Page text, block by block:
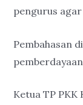
pengurus
Pembahasan
Ketua TP PKK